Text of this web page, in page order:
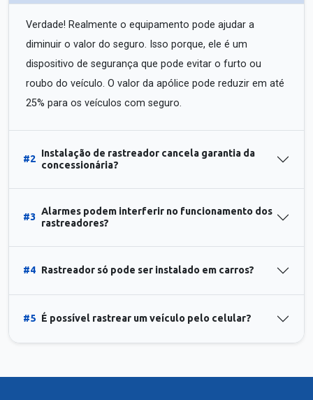
Verdade! Realmente o equipamento pode ajudar a
diminuir o valor do seguro. Isso porque, ele é um
dispositivo de segurança que pode evitar o furto ou
roubo do veículo. O valor da apólice pode reduzir em até
25% para os veículos com seguro.
#2
Instalação de rastreador cancela garantia da
concessionária?
#3
Alarmes podem interferir no funcionamento dos
rastreadores?
#4 Rastreador só pode ser instalado em carros?
#5 É possível rastrear um veículo pelo celular?